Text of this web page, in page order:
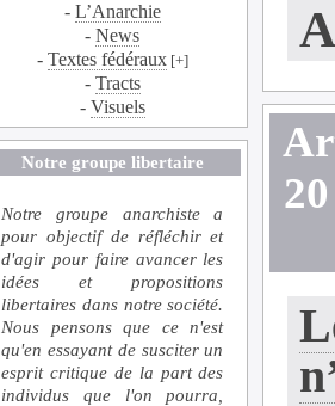
- L’Anarchie
-News
- Textes fédéraux[+]
- Tracts
- Visuels
Notre groupe libertaire
Notre groupe anarchiste a
pour objectif de réfléchir et
d'agir pour faire avancer les
idées et propositions
libertaires dans notre société.
Nous pensons que ce n'est
qu'en essayant de susciter un
esprit critique de la part des
individus que l'on pourra,
20